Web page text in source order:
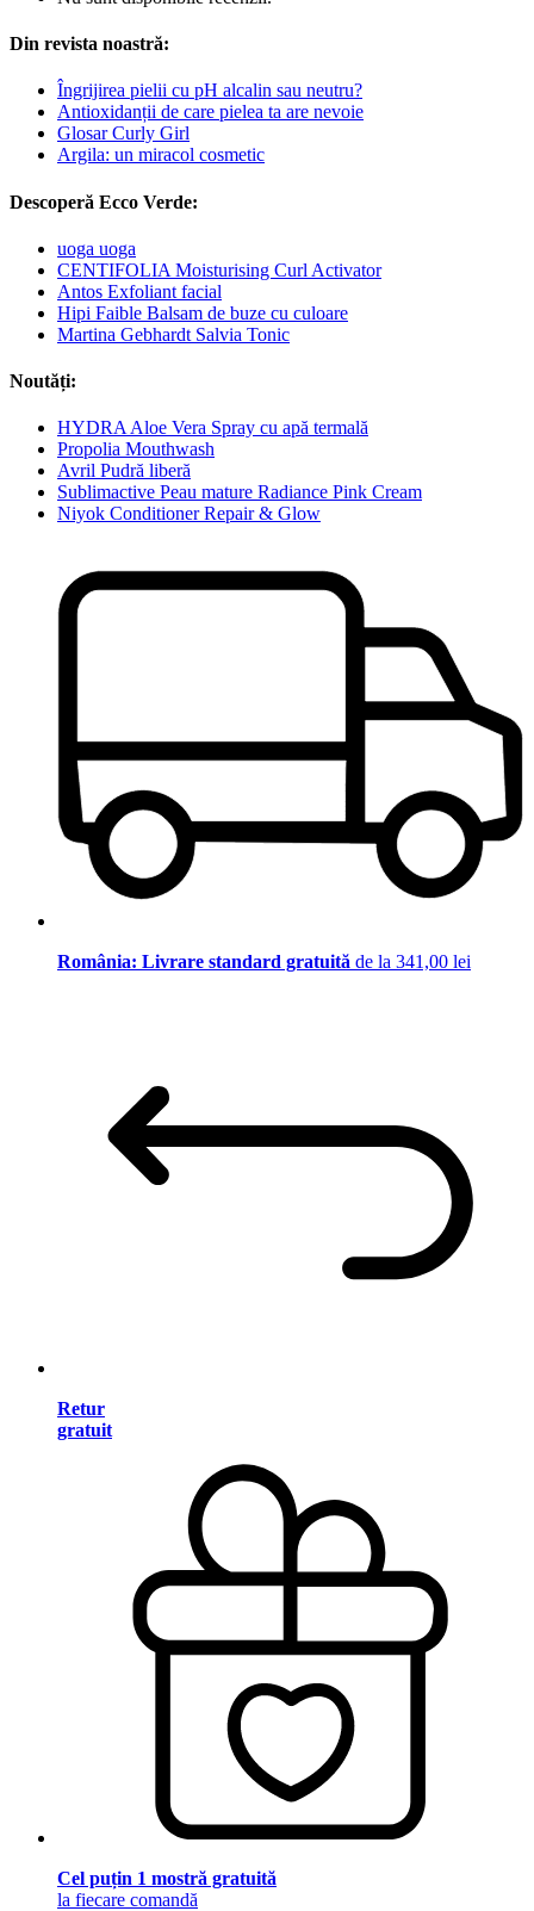
Din revista noastră:
Îngrijirea pielii cu pH alcalin sau neutru?
Antioxidanții de care pielea ta are nevoie
Glosar Curly Girl
Argila: un miracol cosmetic
Descoperă Ecco Verde:
uoga uoga
CENTIFOLIA Moisturising Curl Activator
Antos Exfoliant facial
Hipi Faible Balsam de buze cu culoare
Martina Gebhardt Salvia Tonic
Noutăți:
HYDRA Aloe Vera Spray cu apă termală
Propolia Mouthwash
Avril Pudră liberă
Sublimactive Peau mature Radiance Pink Cream
Niyok Conditioner Repair & Glow
România: Livrare standard gratuită de la 341,00 lei
Retur
gratuit
Cel puțin 1 mostră gratuită
la fiecare comandă